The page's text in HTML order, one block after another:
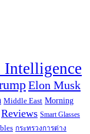
Elon Musk
Middle East Morning
Reviews Smart Glasses
กระทรวงการต่าง